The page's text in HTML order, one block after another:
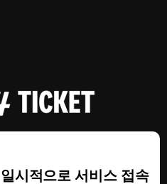
시적으로 서비스 접속